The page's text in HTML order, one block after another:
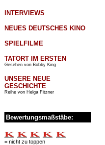
INTERVIEWS
NEUES DEUTSCHES KINO
SPIELFILME
TATORT IM ERSTEN
Gesehen von Bobby King
UNSERE NEUE
GESCHICHTE
Reihe von Helga Fitzner
Bewertungsmaßstäbe:
= nicht zu toppen